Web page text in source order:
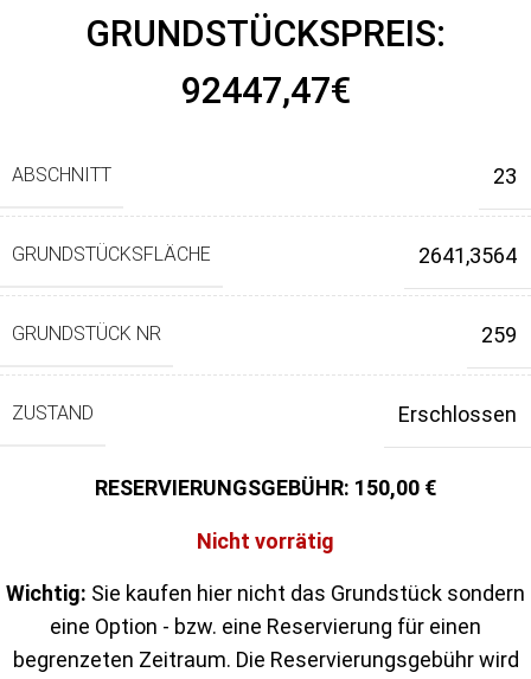
GRUNDSTÜCKSPREIS:
92447,47€
ABSCHNITT 23
GRUNDSTÜCKSFLÄCHE 2641,3564
GRUNDSTÜCK NR 259
ZUSTAND Erschlossen
150,00
Nicht vorrätig
Wichtig: Sie kaufen hier nicht das Grundstück sondern
eine Option - bzw. eine Reservierung für einen
begrenzeten Zeitraum. Die Reservierungsgebühr wird